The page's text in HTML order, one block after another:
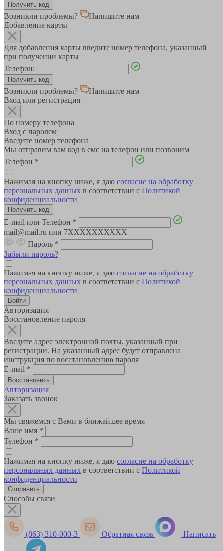
Возникли проблемы?
Напишите нам
Добавление карты
Для добавления карты введите номер телефона, указанный
при получении карты
Телефон:
Возникли проблемы?
Напишите нам
Вход или регистрация
По номеру телефона
Вход с паролем
Введите номер телефона
Мы отправим вам код в смс на телефон или позвоним
Телефон *
Нажимая на кнопку ниже, я даю согласие на обработку
персональных данных в соответствии с Политикой
конфиденциальности
E-mail или Телефон *
mail@mail.ru или 7XXXXXXXXXX
Пароль *
Забыли пароль?
Нажимая на кнопку ниже, я даю согласие на обработку
персональных данных в соответствии с Политикой
конфиденциальности
Авторизация
Восстановление пароля
Введите адрес электронной почты, указанный при
регистрации. На указанный адрес будет отправлена
инструкция по восстановлению пароля
E-mail *
Авторизация
Заказать звонок
Мы свяжемся с Вами в ближайшее время
Ваше имя *
Телефон *
Нажимая на кнопку ниже, я даю согласие на обработку
персональных данных в соответствии с Политикой
конфиденциальности
Способы связи
(863) 310-000-3 Обратная связь Написать